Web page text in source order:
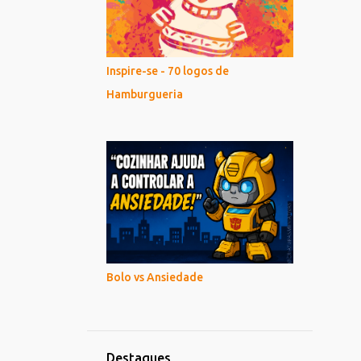
Inspire-se - 70 logos de
Hamburgueria
Bolo vs Ansiedade
Destaques